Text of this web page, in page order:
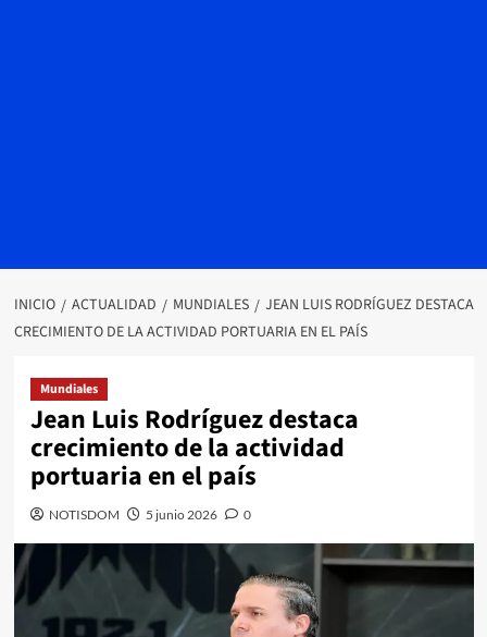
INICIO ACTUALIDAD MUNDIALES
JEAN LUIS RODRÍGUEZ DESTACA
CRECIMIENTO DE LA ACTIVIDAD PORTUARIA EN EL PAÍS
Mundiales
Jean Luis Rodríguez destaca
crecimiento de la actividad
portuaria en el país
NOTISDOM 5 junio 2026 0